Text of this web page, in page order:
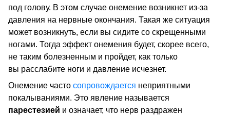
под голову. В этом случае онемение возникнет из-за
давления на нервные окончания. Такая же ситуация
может возникнуть, если вы сидите со скрещенными
ногами. Тогда эффект онемения будет, скорее всего,
не таким болезненным и пройдет, как только
вы расслабите ноги и давление исчезнет.
Онемение часто сопровождается неприятными
покалываниями. Это явление называется
парестезией и означает, что нерв раздражен